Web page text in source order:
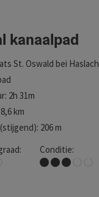
kanaalpad
St. Oswald bei Haslach
2h 31m
km
206 m
Conditie:
Middel